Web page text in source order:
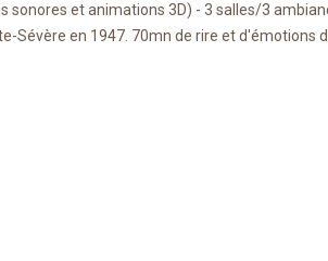
sonores et animations 3D) - 3 salles/3
Sévère en 1947. 70mn de rire et d'émotions